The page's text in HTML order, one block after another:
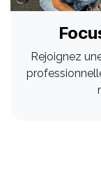
Rejoignez